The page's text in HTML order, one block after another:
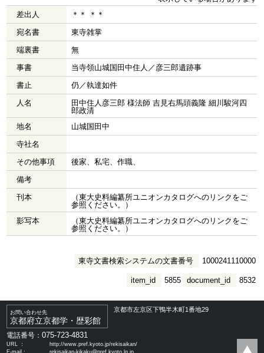
差出人
＊＊ ＊＊
宛名書
東寺雑掌
端裏書
無
事書
当寺領山城国田中住人／彦三郎遺跡事
書止
仍／執達如件
人名
田中住人彦三郎 様法師 吉見右馬頭義隆 細川駿河四
郎政清
地名
山城国田中
寺社名
その他事項
後家、私宅、作職、
備考
刊本
（東大史料編纂所ユニオンカタログへのリンクをご
参照ください。）
影写本
（東大史料編纂所ユニオンカタログへのリンクをご
参照ください。）
東寺文書検索システムの文書番号 1000241110000
document_id 8532
item_id 5855
お問い合わせ先
京都府立京都学・歴彩館
京都市左京区下鴨半木町1番地29
電話番号：075-723-4831
URL ：
http://www.pref.kyoto.jp/rekisaikan/
E-mail：
rekisaikan-kikaku@pref.kyoto.lg.jp